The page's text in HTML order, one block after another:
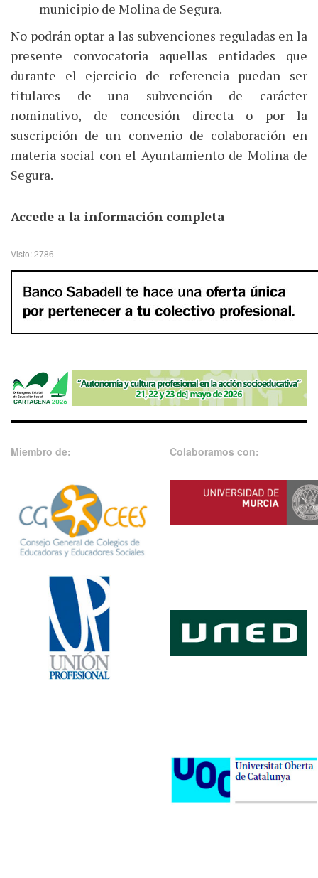
municipio de Molina de Segura.
No podrán optar a las subvenciones reguladas en la
presente convocatoria aquellas entidades que
durante el ejercicio de referencia puedan ser
titulares de una subvención de carácter
nominativo, de concesión directa o por la
suscripción de un convenio de colaboración en
materia social con el Ayuntamiento de Molina de
Segura.
Accede a la información completa
Visto: 2786
Miembro de: Colaboramos con: